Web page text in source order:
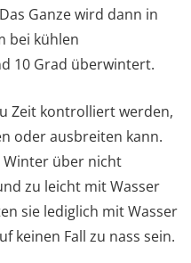
Ganze wird dann in
bei kühlen
10 Grad überwintert.
Zeit kontrolliert werden,
oder ausbreiten kann.
Winter über nicht
zu leicht mit Wasser
sie lediglich mit Wasser
keinen Fall zu nass sein.